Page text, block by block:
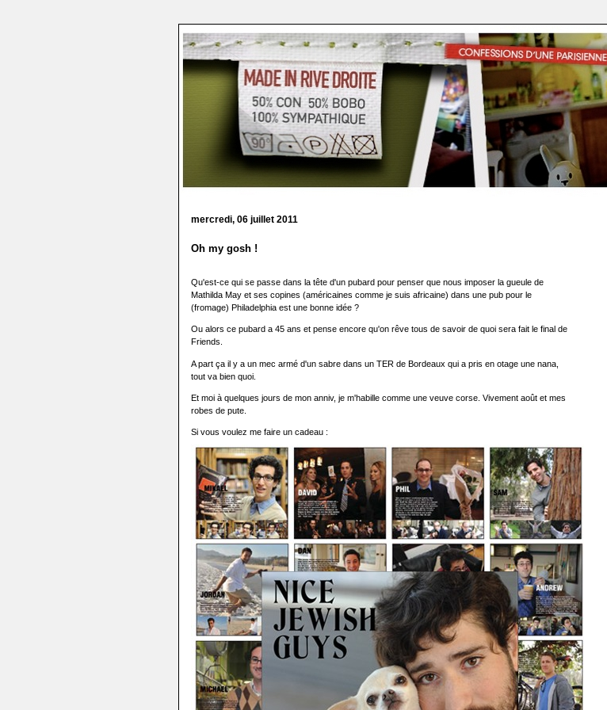
mercredi, 06 juillet 2011
Oh my gosh !
Qu'est-ce qui se passe dans la tête d'un pubard pour penser que nous imposer la gueule de
Mathilda May et ses copines (américaines comme je suis africaine) dans une pub pour le
(fromage) Philadelphia est une bonne idée ?
Ou alors ce pubard a 45 ans et pense encore qu'on rêve tous de savoir de quoi sera fait le final de
Friends.
A part ça il y a un mec armé d'un sabre dans un TER de Bordeaux qui a pris en otage une nana,
tout va bien quoi.
Et moi à quelques jours de mon anniv, je m'habille comme une veuve corse. Vivement août et mes
robes de pute.
Si vous voulez me faire un cadeau :